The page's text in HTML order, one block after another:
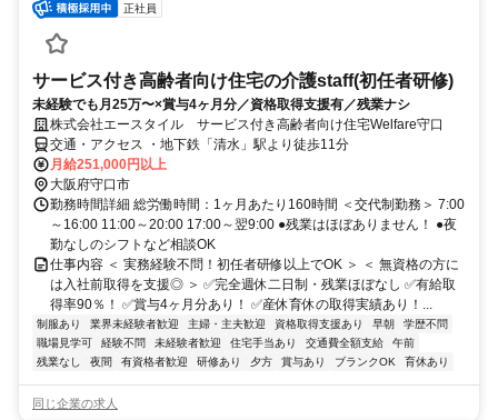
正社員
サービス付き高齢者向け住宅の介護staff(初任者研修)
未経験でも月25万〜×賞与4ヶ月分／資格取得支援有／残業ナシ
株式会社エースタイル サービス付き高齢者向け住宅Welfare守口
交通・アクセス ・地下鉄「清水」駅より徒歩11分
月給251,000円以上
大阪府守口市
勤務時間詳細 総労働時間：1ヶ月あたり160時間 ＜交代制勤務＞ 7:00
～16:00 11:00～20:00 17:00～翌9:00 ●残業はほぼありません！ ●夜
勤なしのシフトなど相談OK
仕事内容 ＜ 実務経験不問！初任者研修以上でOK ＞ ＜ 無資格の方に
は入社前取得を支援◎ ＞ ✅完全週休二日制・残業ほぼなし ✅有給取
得率90％！ ✅賞与4ヶ月分あり！ ✅産休育休の取得実績あり！...
制服あり 業界未経験者歓迎 主婦・主夫歓迎 資格取得支援あり 早朝
学歴不問
職場見学可
経験不問 未経験者歓迎 住宅手当あり 交通費全額支給
午前
残業なし
夜間 有資格者歓迎 研修あり 夕方 賞与あり ブランクOK 育休あり
同じ企業の求人